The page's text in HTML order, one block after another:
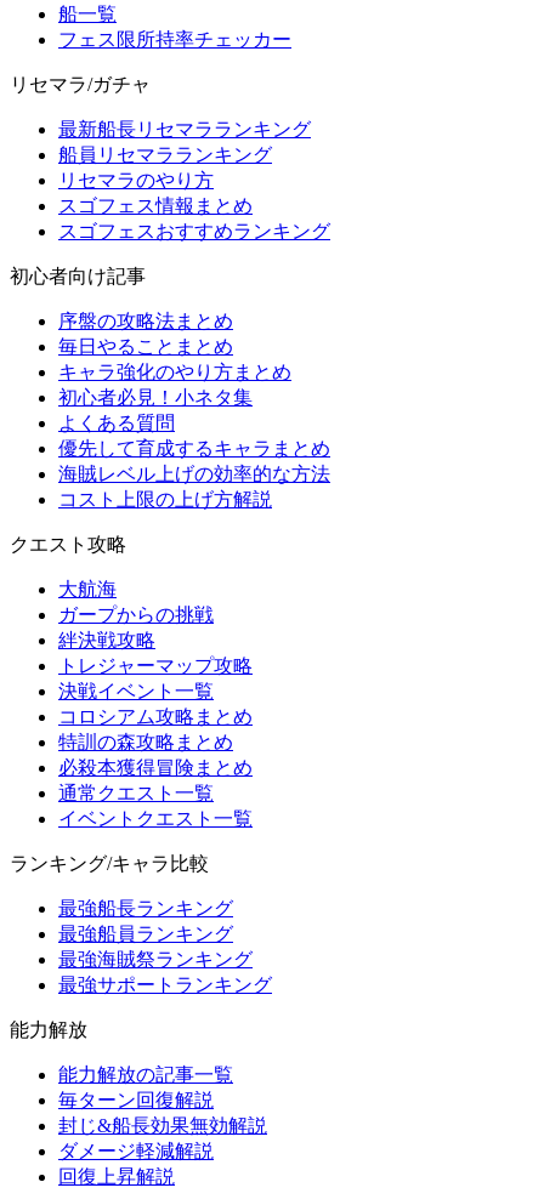
船一覧
フェス限所持率チェッカー
リセマラ/ガチャ
最新船長リセマラランキング
船員リセマラランキング
リセマラのやり方
スゴフェス情報まとめ
スゴフェスおすすめランキング
初心者向け記事
序盤の攻略法まとめ
毎日やることまとめ
キャラ強化のやり方まとめ
初心者必見！小ネタ集
よくある質問
優先して育成するキャラまとめ
海賊レベル上げの効率的な方法
コスト上限の上げ方解説
クエスト攻略
大航海
ガープからの挑戦
絆決戦攻略
トレジャーマップ攻略
決戦イベント一覧
コロシアム攻略まとめ
特訓の森攻略まとめ
必殺本獲得冒険まとめ
通常クエスト一覧
イベントクエスト一覧
ランキング/キャラ比較
最強船長ランキング
最強船員ランキング
最強海賊祭ランキング
最強サポートランキング
能力解放
能力解放の記事一覧
毎ターン回復解説
封じ&船長効果無効解説
ダメージ軽減解説
回復上昇解説